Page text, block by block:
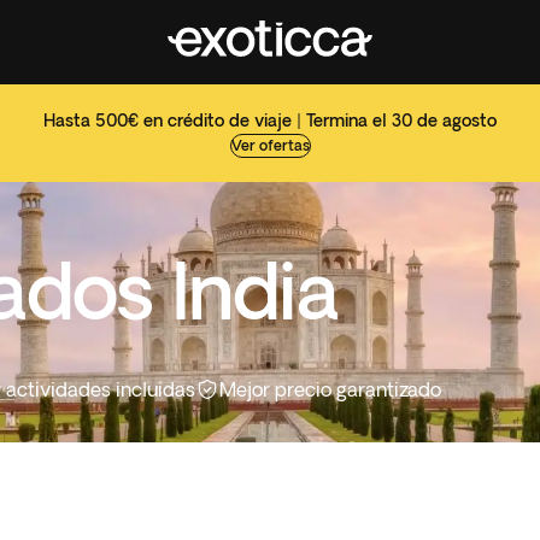
Hasta 500€ en crédito de viaje | Termina el 30 de agosto
Ver ofertas
India
actividades incluidas Mejor precio garantizado